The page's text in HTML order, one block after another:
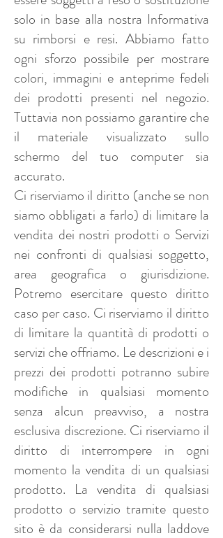
solo in base alla nostra Informativa
su rimborsi e resi. Abbiamo fatto
ogni sforzo possibile per mostrare
colori, immagini e anteprime fedeli
dei prodotti presenti nel negozio.
Tuttavia non possiamo garantire che
il materiale visualizzato sullo
schermo del tuo computer sia
accurato.
Ci riserviamo il diritto (anche se non
siamo obbligati a farlo) di limitare la
vendita dei nostri prodotti o Servizi
nei confronti di qualsiasi soggetto,
area geografica o giurisdizione.
Potremo esercitare questo diritto
caso per caso. Ci riserviamo il diritto
di limitare la quantità di prodotti o
servizi che offriamo. Le descrizioni e i
prezzi dei prodotti potranno subire
modifiche in qualsiasi momento
senza alcun preavviso, a nostra
esclusiva discrezione. Ci riserviamo il
diritto di interrompere in ogni
momento la vendita di un qualsiasi
prodotto. La vendita di qualsiasi
prodotto o servizio tramite questo
sito è da considerarsi nulla laddove